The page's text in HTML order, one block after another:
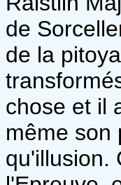
de
de la
chose et il
même son
qu'illusion.